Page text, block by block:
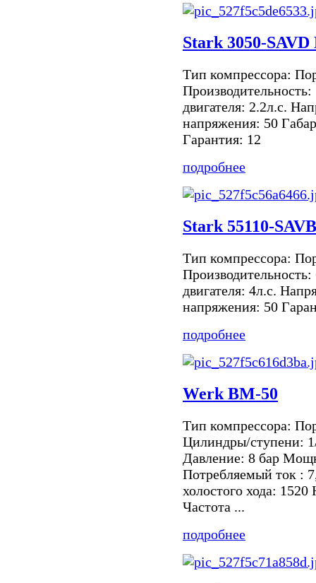
Stark 3050-
Тип компрессора:
двигателя: 2.2л.с.
напряжения: 50
Гарантия: 12
подробнее
Stark 55110-
Тип компрессора:
двигателя: 4л.с.
напряжения: 50
подробнее
Werk BM-50
Тип компрессора:
Цилиндры/ступени:
Давление: 8 бар
Потребляемый ток :
холостого хода:
Частота ...
подробнее